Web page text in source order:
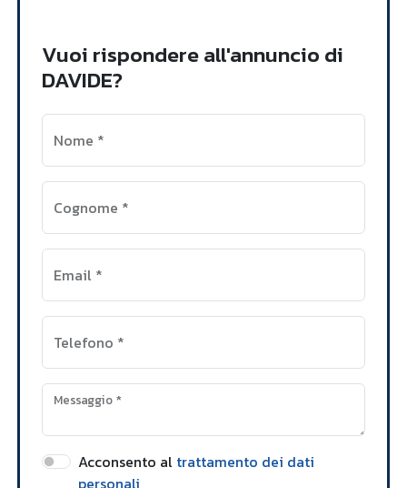
Vuoi rispondere all'annuncio di
DAVIDE?
Nome *
Cognome *
Email *
Telefono *
Messaggio*
Acconsento al trattamento dei dati